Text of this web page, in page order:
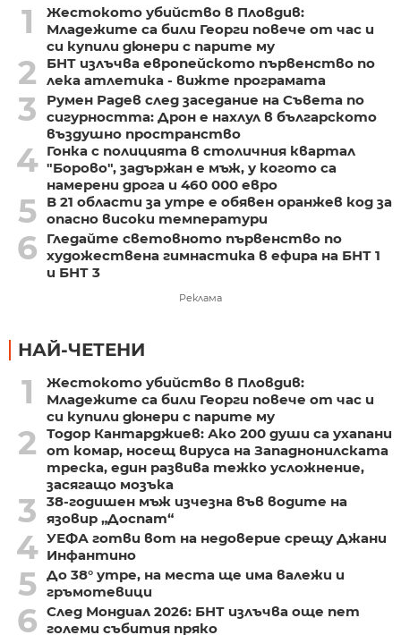
1
Жестокото убийство в Пловдив:
Младежите са били Георги повече от час и
си купили дюнери с парите му
2
БНТ излъчва европейското първенство по
лека атлетика - вижте програмата
3
Румен Радев след заседание на Съвета по
сигурността: Дрон е нахлул в българското
въздушно пространство
4 Гонка с полицията в столичния квартал
"Борово", задържан е мъж, у когото са
намерени дрога и 460 000 евро
5
В 21 области за утре е обявен оранжев код за
опасно високи температури
6
Гледайте световното първенство по
художествена гимнастика в ефира на БНТ 1
и БНТ 3
Реклама
НАЙ-ЧЕТЕНИ
1
Жестокото убийство в Пловдив:
Младежите са били Георги повече от час и
си купили дюнери с парите му
2
Тодор Кантарджиев: Ако 200 души са ухапани
от комар, носещ вируса на Западнонилската
треска, един развива тежко усложнение,
засягащо мозъка
3
38-годишен мъж изчезна във водите на
язовир „Доспат“
4 УЕФА готви вот на недоверие срещу Джани
Инфантино
5 До 38° утре, на места ще има валежи и
гръмотевици
6 След Мондиал 2026: БНТ излъчва още пет
големи събития пряко